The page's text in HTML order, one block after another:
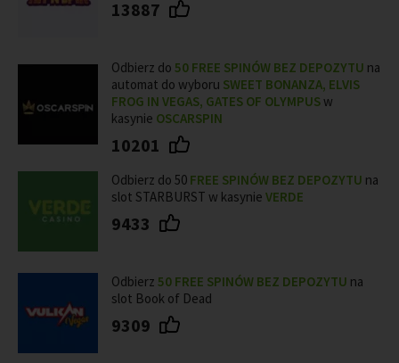
13887
Odbierz do 50 FREE SPINÓW BEZ DEPOZYTU na
automat do wyboru SWEET BONANZA, ELVIS
FROG IN VEGAS, GATES OF OLYMPUS w
kasynie OSCARSPIN
10201
Odbierz do 50 FREE SPINÓW BEZ DEPOZYTU na
slot STARBURST w kasynie VERDE
9433
Odbierz 50 FREE SPINÓW BEZ DEPOZYTU na
slot Book of Dead
9309